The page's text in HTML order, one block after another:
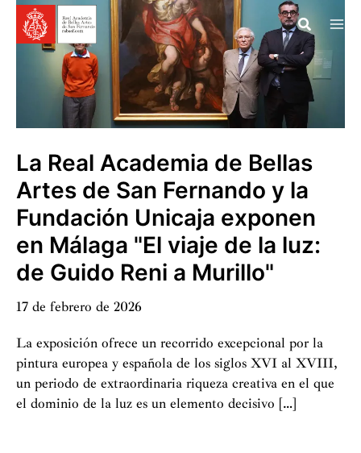
contenido
La Real Academia de Bellas
Artes de San Fernando y la
Fundación Unicaja exponen
en Málaga "El viaje de la luz:
de Guido Reni a Murillo"
17 de febrero de 2026
La exposición ofrece un recorrido excepcional por la
pintura europea y española de los siglos XVI al XVIII,
un periodo de extraordinaria riqueza creativa en el que
el dominio de la luz es un elemento decisivo […]